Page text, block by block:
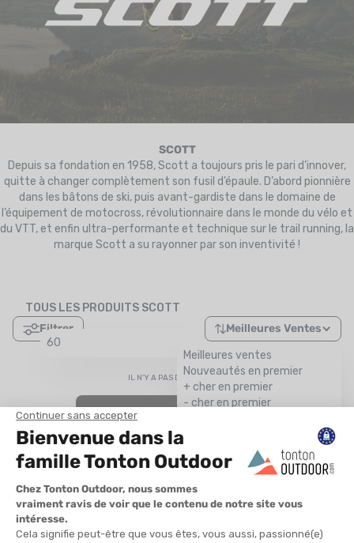
CARTE CADEAU
MES FAVORIS
LE BLOG DES TONTONS
CONTACT
SCOTT
Depuis sa fondation en 1958, Scott a toujours pris le pari d’innover,
quitte à changer complètement son fusil d’épaule. D’abord pionnière
dans les bâtons de ski, puis avant-gardiste dans le domaine de
l’équipement de motocross, révolutionnaire dans le monde du vélo et
du VTT, et enfin ultra-performante et technique sur le trail running, la
marque Scott a su rayonner par son inventivité !
TOUS LES PRODUITS SCOTT
Filtrer
60
Meilleures Ventes
Meilleures ventes
Nouveautés en premier
+ cher en premier
- cher en premier
IL N'Y A PAS DE RÉSULTAT…
AJUSTER LES FILTRES
SCOTT : UNE MARQUE A LA POINTE DE LA TECHNOLOGIE QUI
INNOVE POUR LE CYCLISME, LE SKI, LA MOTOCROSS ET LE
TRAIL RUNNING.
Depuis sa fondation en1958,Scotta toujours pris le pari